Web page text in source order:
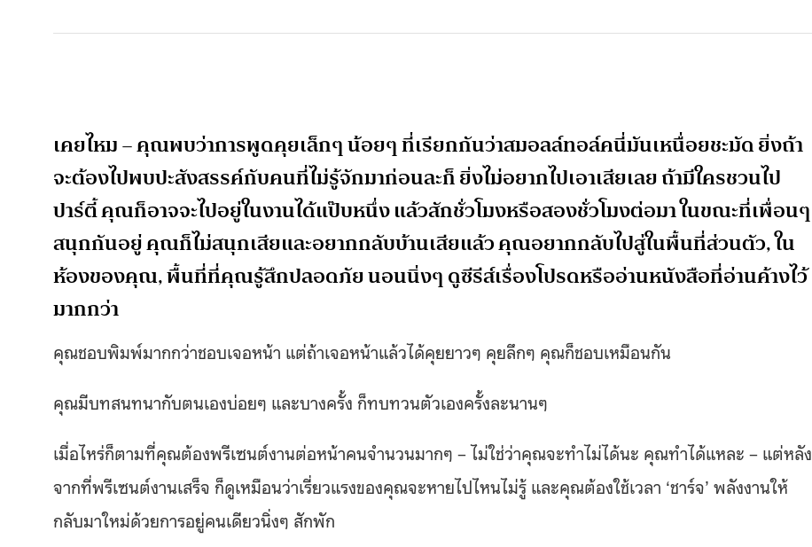
เคยไหม – คุณพบว่าการพูดคุยเล็กๆ น้อยๆ ที่เรียกกันว่าสมอลล์ทอล์คนี่มันเหนื่อยชะมัด ยิ่งถ้า
จะต้องไปพบปะสังสรรค์กับคนที่ไม่รู้จักมาก่อนละก็ ยิ่งไม่อยากไปเอาเสียเลย ถ้ามีใครชวนไป
ปาร์ตี้ คุณก็อาจจะไปอยู่ในงานได้แป๊บหนึ่ง แล้วสักชั่วโมงหรือสองชั่วโมงต่อมา ในขณะที่เพื่อนๆ
สนุกกันอยู่ คุณก็ไม่สนุกเสียและอยากกลับบ้านเสียแล้ว คุณอยากกลับไปสู่ในพื้นที่ส่วนตัว, ใน
ห้องของคุณ, พื้นที่ที่คุณรู้สึกปลอดภัย นอนนิ่งๆ ดูซีรีส์เรื่องโปรดหรืออ่านหนังสือที่อ่านค้างไว้
มากกว่า
คุณชอบพิมพ์มากกว่าชอบเจอหน้า แต่ถ้าเจอหน้าแล้วได้คุยยาวๆ คุยลึกๆ คุณก็ชอบเหมือนกัน
คุณมีบทสนทนากับตนเองบ่อยๆ และบางครั้ง ก็ทบทวนตัวเองครั้งละนานๆ
เมื่อไหร่ก็ตามที่คุณต้องพรีเซนต์งานต่อหน้าคนจำนวนมากๆ – ไม่ใช่ว่าคุณจะทำไม่ได้นะ คุณทำได้แหละ – แต่หลัง
จากที่พรีเซนต์งานเสร็จ ก็ดูเหมือนว่าเรี่ยวแรงของคุณจะหายไปไหนไม่รู้ และคุณต้องใช้เวลา ‘ชาร์จ’ พลังงานให้
กลับมาใหม่ด้วยการอยู่คนเดียวนิ่งๆ สักพัก